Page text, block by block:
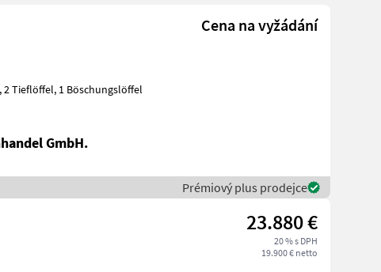
Cena na vyžádání
GmbH.
Prémiový plus prodejce
23.880 €
20 % s DPH
19.900 € netto